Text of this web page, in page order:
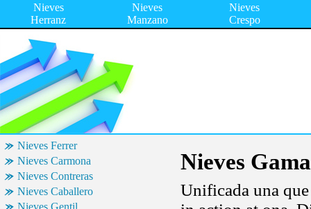
Nieves
Herranz
Nieves
Manzano
Nieves
Crespo
Nieves Ferrer
Nieves Carmona
Nieves Contreras
Nieves Caballero
Nieves Gentil
Nieves
Unificada una